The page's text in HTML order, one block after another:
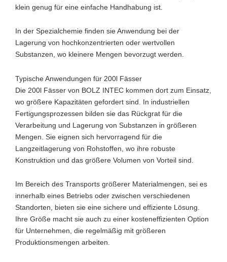
klein genug für eine einfache Handhabung ist.
In der Spezialchemie finden sie Anwendung bei der
Lagerung von hochkonzentrierten oder wertvollen
Substanzen, wo kleinere Mengen bevorzugt werden.
Typische Anwendungen für 200l Fässer
Die 200l Fässer von BOLZ INTEC kommen dort zum Einsatz,
wo größere Kapazitäten gefordert sind. In industriellen
Fertigungsprozessen bilden sie das Rückgrat für die
Verarbeitung und Lagerung von Substanzen in größeren
Mengen. Sie eignen sich hervorragend für die
Langzeitlagerung von Rohstoffen, wo ihre robuste
Konstruktion und das größere Volumen von Vorteil sind.
Im Bereich des Transports größerer Materialmengen, sei es
innerhalb eines Betriebs oder zwischen verschiedenen
Standorten, bieten sie eine sichere und effiziente Lösung.
Ihre Größe macht sie auch zu einer kosteneffizienten Option
für Unternehmen, die regelmäßig mit größeren
Produktionsmengen arbeiten.